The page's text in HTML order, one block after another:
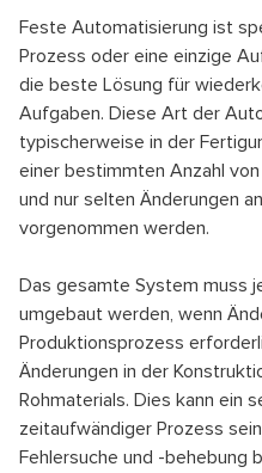
Feste Automatisierung ist
Prozess oder eine einzige
die beste Lösung für
Aufgaben. Diese Art der
typischerweise in der
einer bestimmten Anzahl
und nur selten Änderungen
vorgenommen werden.
Das gesamte System muss
umgebaut werden, wenn
Produktionsprozess
Änderungen in der
Rohmaterials. Dies kann ein
zeitaufwändiger Prozess
Fehlersuche und -behebung